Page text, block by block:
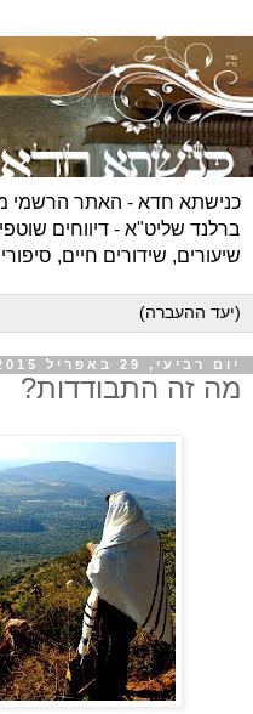
כנישתא חדא - האתר הרשמי
שיעורים, שידורים חיים,
יום רביעי, 29 באפריל 2015
מה זה התבודדות?